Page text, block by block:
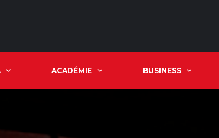
ACADÉMIE BUSINESS